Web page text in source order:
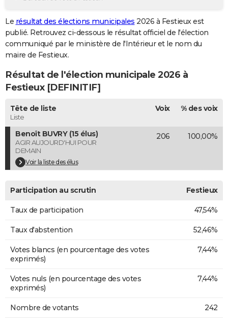
GUIDES D'ACHAT
BONS PLANS
CARTE DE VOEUX
Carte de Noël
Carte Bonne année
Carte Saint-Valentin
Carte Pâques
Carte d'anniversaire
DICTIONNAIRE
Dictionnaire
Biographies
Citations
Expressions
Proverbes
PROGRAMME TV
COPAINS D'AVANT
S'inscrire
Se connecter
Lycées
Collèges
Primaires
Universités
Entreprises
Service militaire
Avis de recherche
AVIS DE DÉCÈS
Bricolage
Lifestyle
Culture
Sport
Auto
Television
Voyage
Cinema
Le résultat des élections municipales 2026 à Festieux est
publié. Retrouvez ci-dessous le résultat officiel de l'élection
communiqué par le ministère de l'Intérieur et le nom du
maire de Festieux.
Résultat de l'élection municipale 2026 à
Festieux [DEFINITIF]
Tête de liste
Liste
Voix % des voix
Benoît BUVRY (15 élus)
AGIR AUJOURD'HUI POUR
DEMAIN
Voir la liste des élus
206 100,00%
Participation au scrutin Festieux
Taux de participation 47,54%
Taux d'abstention 52,46%
Votes blancs (en pourcentage des votes
exprimés)
7,44%
Votes nuls (en pourcentage des votes
exprimés)
7,44%
Nombre de votants 242